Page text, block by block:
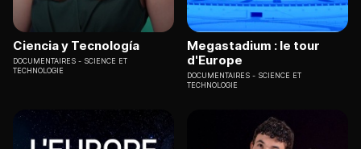
Ciencia y Tecnología
DOCUMENTAIRES
SCIENCE ET
TECHNOLOGIE
Megastadium : le tour
d'Europe
DOCUMENTAIRES
SCIENCE ET
TECHNOLOGIE